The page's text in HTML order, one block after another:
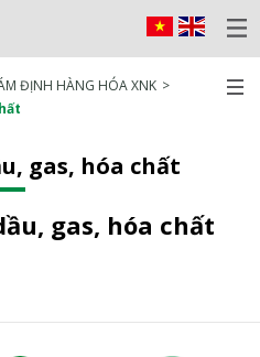
ĐỊNH HÀNG HÓA XNK
gas, hóa chất
gas, hóa chất